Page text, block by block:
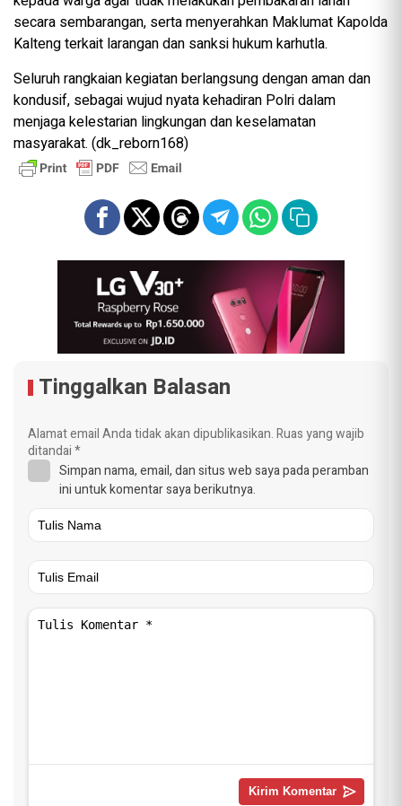
secara sembarangan, serta menyerahkan Maklumat Kapolda
Kalteng terkait larangan dan sanksi hukum karhutla.
Seluruh rangkaian kegiatan berlangsung dengan aman dan
kondusif, sebagai wujud nyata kehadiran Polri dalam
menjaga kelestarian lingkungan dan keselamatan
masyarakat. (dk_reborn168)
Tinggalkan Balasan
Alamat email Anda tidak akan dipublikasikan.Ruas yang wajib
ditandai*
Simpan nama, email, dan situs web saya pada peramban
ini untuk komentar saya berikutnya.